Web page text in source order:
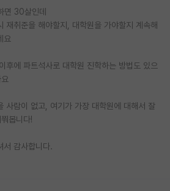
면 30살인데
재취준을 해야할지, 대학원을 가야할지 계속해
요
후에 파트석사로 대학원 진학하는 방법도 있으
사람이 없고, 여기가 가장 대학원에 대해서 잘
봅니다!
서 감사합니다.